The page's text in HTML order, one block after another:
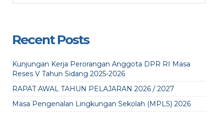
Recent Posts
Kunjungan Kerja Perorangan Anggota DPR RI Masa
Reses V Tahun Sidang 2025-2026
RAPAT AWAL TAHUN PELAJARAN 2026 / 2027
Masa Pengenalan Lingkungan Sekolah (MPLS) 2026